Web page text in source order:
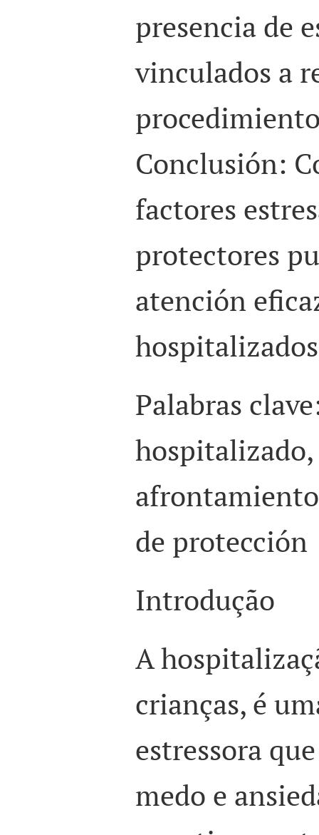
presencia de
vinculados a
Conclusión:
factores
protectores
atención
Palabras clave
hospitalizado,
de protección
Introdução
A
crianças, é
estressora
medo e